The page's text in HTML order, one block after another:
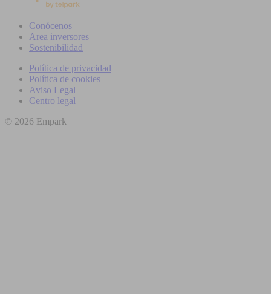
Conócenos
Area inversores
Sostenibilidad
Política de privacidad
Política de cookies
Aviso Legal
Centro legal
© 2026 Empark